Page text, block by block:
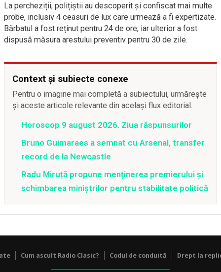
La percheziții, polițiștii au descoperit și confiscat mai multe
probe, inclusiv 4 ceasuri de lux care urmează a fi expertizate.
Bărbatul a fost reținut pentru 24 de ore, iar ulterior a fost
dispusă măsura arestului preventiv pentru 30 de zile.
Context și subiecte conexe
Pentru o imagine mai completă a subiectului, urmărește
și aceste articole relevante din același flux editorial.
Horoscop 9 august 2026. Ziua răspunsurilor
Bruno Guimaraes a semnat cu Arsenal, transfer
record de la Newcastle
Radu Miruță propune menținerea premierului și
schimbarea miniștrilor pentru stabilitate politică
Cum ascult Radio Clasic? Codul de conduită Drept la